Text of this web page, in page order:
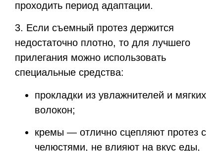
проходить период адаптации.
3. Если съемный протез держится
недостаточно плотно, то для лучшего
прилегания можно использовать
специальные средства:
прокладки из увлажнителей и мягких
волокон;
кремы — отлично сцепляют протез с
челюстями, не влияют на вкус еды,